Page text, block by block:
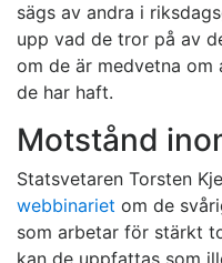
sägs av andra i
upp vad de tror på av
om de är medvetna
de har haft.
Motstånd
Statsvetaren Torsten
webbinariet om de
som arbetar för stärkt